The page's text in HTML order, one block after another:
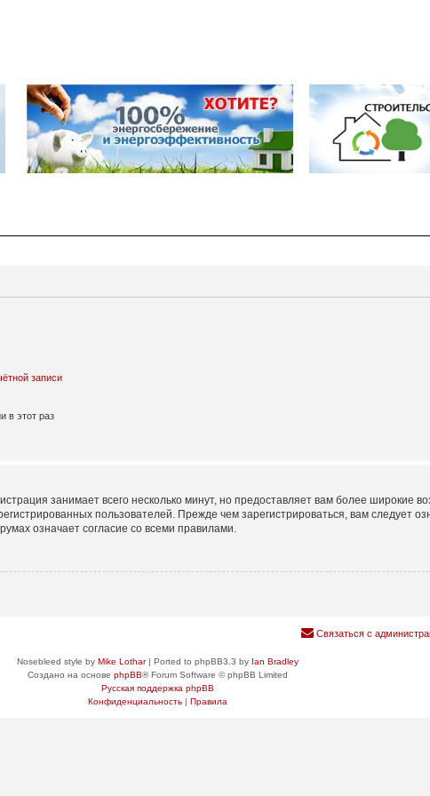
записи
в этот раз
занимает всего несколько минут, но предоставляет вам более широкие
пользователей. Прежде чем зарегистрироваться, вам следует
означает согласие со всеми правилами.
Связаться с
Nosebleed style by Mike Lothar| Ported to phpBB3.3 by Ian Bradley
Создано на основе phpBB® Forum Software © phpBB Limited
Русская поддержка phpBB
Конфиденциальность| Правила